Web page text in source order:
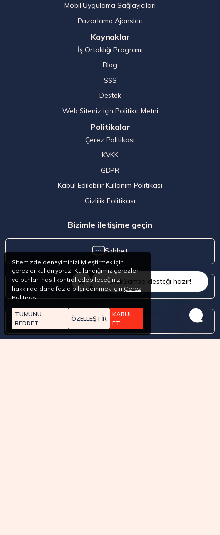
Mobil Uygulama Sağlayıcıları
Pazarlama Ajansları
Kaynaklar
İş Ortaklığı Programı
Blog
SSS
Destek
Web Siteniz için Politika Metni
Politikalar
Çerez Politikası
KVKK
GDPR
Kabul Edilebilir Kullanım Politikası
Gizlilik Politikası
Bizimle iletişime geçin
Sohbet
Bize Ulaşın
Whatsapp
ClickSambo desteği hazır!
Sitemizde deneyiminizi iyileştirmek için
çerezler kullanıyoruz. Kullandığımız çerezler
ve bunları nasıl kontrol edebileceğiniz
hakkında daha fazla bilgi edinmek için Çerez
Politikası.
TÜMÜNÜ
REDDET
ÖZELLEŞTİR
KABUL
ET